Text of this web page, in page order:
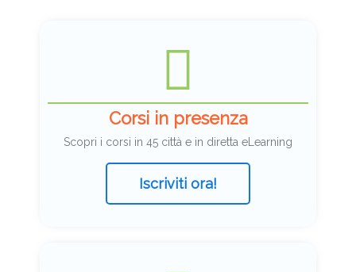
Corsi in presenza
Scopri i corsi in 45 città e in diretta eLearning
Iscriviti ora!